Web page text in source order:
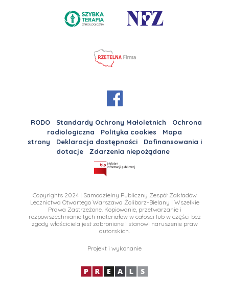
RODO Standardy Ochrony Małoletnich
Ochrona
radiologiczna
Polityka cookies
Mapa
strony
Deklaracja dostępności
Dofinansowania i
dotacje
Zdarzenia niepożądane
Copyrights 2024 | Samodzielny Publiczny Zespół Zakładów
Lecznictwa Otwartego Warszawa Żoliborz-Bielany | Wszelkie
Prawa Zastrzeżone. Kopiowanie, przetwarzanie i
rozpowszechnianie tych materiałow w całosci lub w części bez
zgody właściciela jest zabronione i stanowi naruszenie praw
autorskich.
Projekt i wykonanie